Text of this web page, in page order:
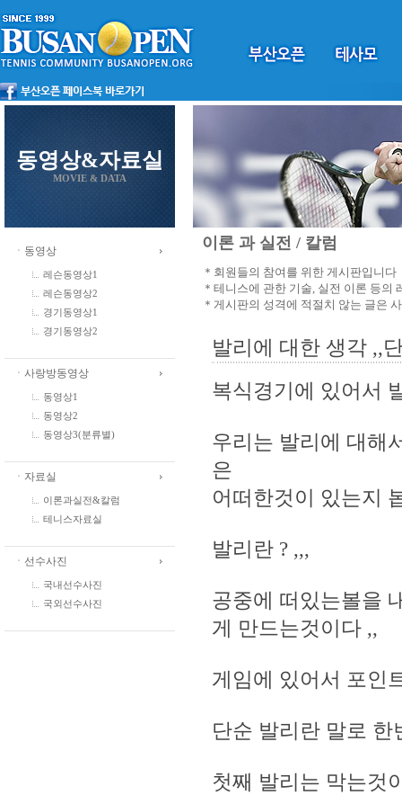
동영상&자료실
MOVIE & DATA
ㆍ동영상
레슨동영상1
레슨동영상2
경기동영상1
경기동영상2
ㆍ사랑방동영상
동영상1
동영상2
동영상3(분류별)
ㆍ자료실
이론과실전&칼럼
테니스자료실
ㆍ선수사진
국내선수사진
국외선수사진
이론 과 실전 / 칼럼
＊회원들의 참여를 위한 게시판입니다
＊테니스에 관한 기술, 실전 이론 등의
＊게시판의 성격에 적절치 않는 글은
발리에 대한 생각 ,,
복식경기에 있어서
우리는 발리에 대해
은
어떠한것이 있는지
발리란 ? ,,,
공중에 떠있는볼을
게 만드는것이다 ,,
게임에 있어서 포인
단순 발리란 말로 한
첫째 발리는 막는것